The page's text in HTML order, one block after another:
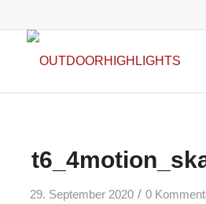
29. September 2020 / 0